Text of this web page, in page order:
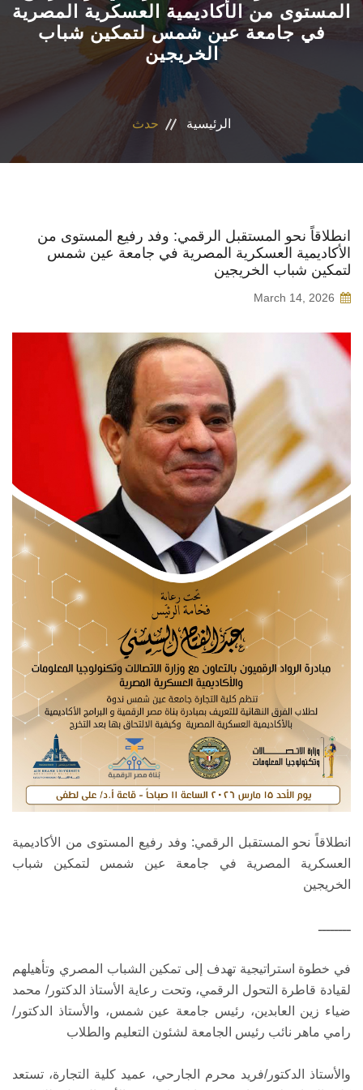
الأقسام العلمية
الخدمات
الوافدين
المستوى من الأكاديمية العسكرية المصرية
في جامعة عين شمس لتمكين شباب
الخريجين
الرئيسية حدث
انطلاقاً نحو المستقبل الرقمي: وفد رفيع المستوى من
الأكاديمية العسكرية المصرية في جامعة عين شمس
لتمكين شباب الخريجين
March 14, 2026
انطلاقاً نحو المستقبل الرقمي: وفد رفيع المستوى من الأكاديمية
العسكرية المصرية في جامعة عين شمس لتمكين شباب
الخريجين
ــــــــ
في خطوة استراتيجية تهدف إلى تمكين الشباب المصري وتأهيلهم
لقيادة قاطرة التحول الرقمي، وتحت رعاية الأستاذ الدكتور/ محمد
ضياء زين العابدين، رئيس جامعة عين شمس، والأستاذ الدكتور/
رامي ماهر نائب رئيس الجامعة لشئون التعليم والطلاب
والأستاذ الدكتور/فريد محرم الجارحي، عميد كلية التجارة، تستعد